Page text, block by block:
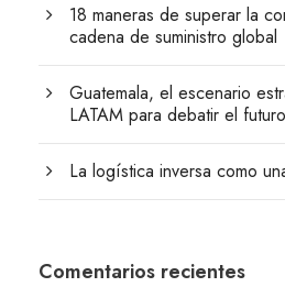
18 maneras de superar la
cadena de suministro global
Guatemala, el escenario
LATAM para debatir el
La logística inversa como
Comentarios recientes